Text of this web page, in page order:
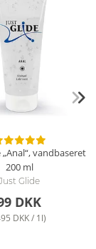
vandbaseret
200 ml
Glide
DKK
DKK / 1l)